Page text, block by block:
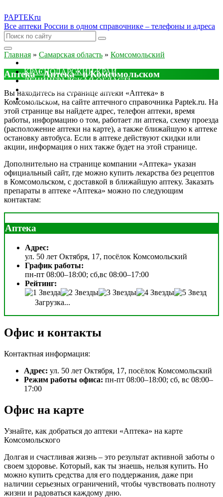
PAPTEKru
Все аптеки России в одном справочнике – телефоны и адреса
КРАСНОДАРСКИЙ КРАЙ
ЛЕНИНГРАДСКАЯ ОБЛАСТЬ
ДРУГИЕ
Главная » Самарская область » Комсомольский
Аптека "Аптека" в Комсомольском
Вы находитесь на странице аптеки «Аптека» в
Комсомольском, на сайте аптечного справочника Paptek.ru. На
этой странице вы найдете адрес, телефон аптеки, время
работы, информацию о том, работает ли аптека, схему проезда
(расположение аптеки на карте), а также ближайшую к аптеке
остановку автобуса. Если в аптеке действуют скидки или
акции, информация о них также будет на этой странице.
Дополнительно на странице компании «Аптека» указан
официальный сайт, где можно купить лекарства без рецептов
в Комсомольском, с доставкой в ближайшую аптеку. Заказать
препараты в аптеке «Аптека» можно по следующим
контактам:
Аптека
Адрес:
ул. 50 лет Октября, 17, посёлок Комсомольский
График работы:
пн-пт 08:00–18:00; сб,вс 08:00–17:00
Рейтинг:
Загрузка...
Офис и контакты
Контактная информация:
Адрес: ул. 50 лет Октября, 17, посёлок Комсомольский
Режим работы офиса: пн-пт 08:00–18:00; сб, вс 08:00–
17:00
Офис на карте
Узнайте, как добраться до аптеки «Аптека» на карте
Комсомольского
Долгая и счастливая жизнь – это результат активной заботы о
своем здоровье. Который, как ты знаешь, нельзя купить. Но
можно купить средства для его поддержания, даже при
наличии серьезных ограничений, чтобы чувствовать полноту
жизни и радоваться каждому дню.